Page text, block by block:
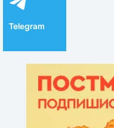
Telegram